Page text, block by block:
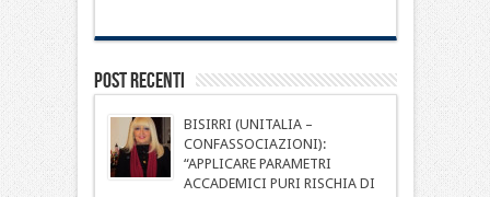
Post Recenti
BISIRRI (UNITALIA –
CONFASSOCIAZIONI):
“APPLICARE PARAMETRI
ACCADEMICI PURI RISCHIA DI